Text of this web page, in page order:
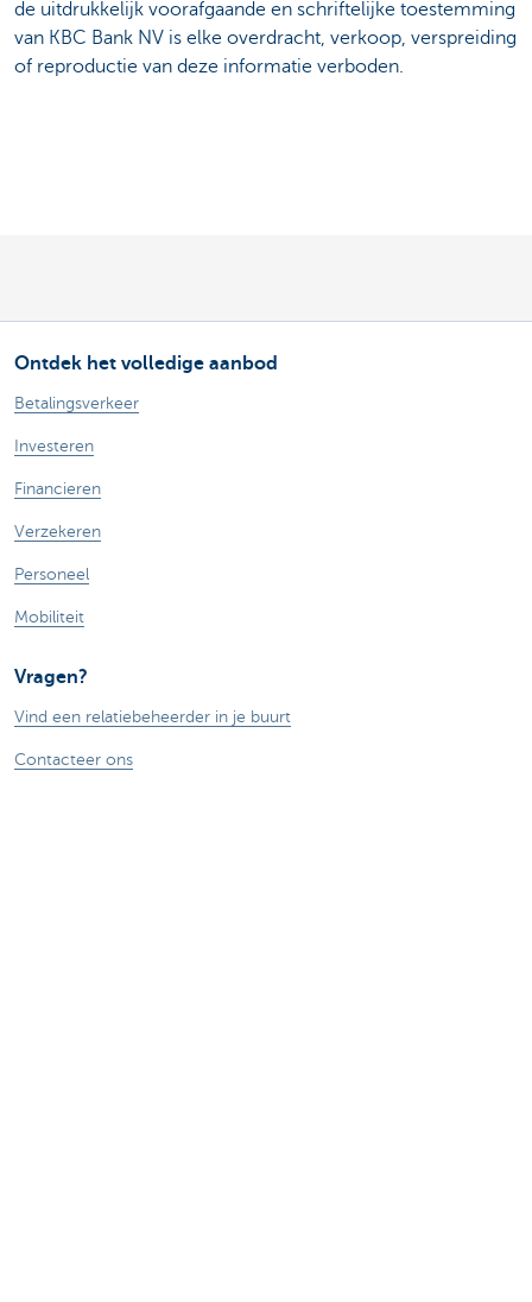
de uitdrukkelijk voorafgaande en schriftelijke toestemming
van KBC Bank NV is elke overdracht, verkoop, verspreiding
of reproductie van deze informatie verboden.
Ontdek het volledige aanbod
Betalingsverkeer
Investeren
Financieren
Verzekeren
Personeel
Mobiliteit
Vragen?
Vind een relatiebeheerder in je buurt
Contacteer ons